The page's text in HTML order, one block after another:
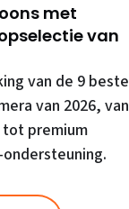
met
van
van de 9 beste
van 2026, van
premium